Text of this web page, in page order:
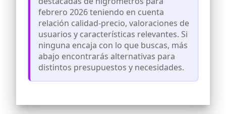
que reciba un producto con la marca
ThermoPro o TempPro.
Respuesta rápida que mide cada 10
segundos con 24 VENTS sensibles para
proporcionar lecturas actualizadas y
precisas, amplio rango de medición que
mide la temperatura de 0.0 ° a 70.0 °,
mide la humedad del 10% al 90%.
El mini termómetro de humedad digital
y ligero como para ahorrar espacio y
febrero 2026 teniendo en cuenta
relación calidad-precio, valoraciones de
usuarios y características relevantes. Si
ninguna encaja con lo que buscas, más
abajo encontrarás alternativas para
distintos presupuestos y necesidades.